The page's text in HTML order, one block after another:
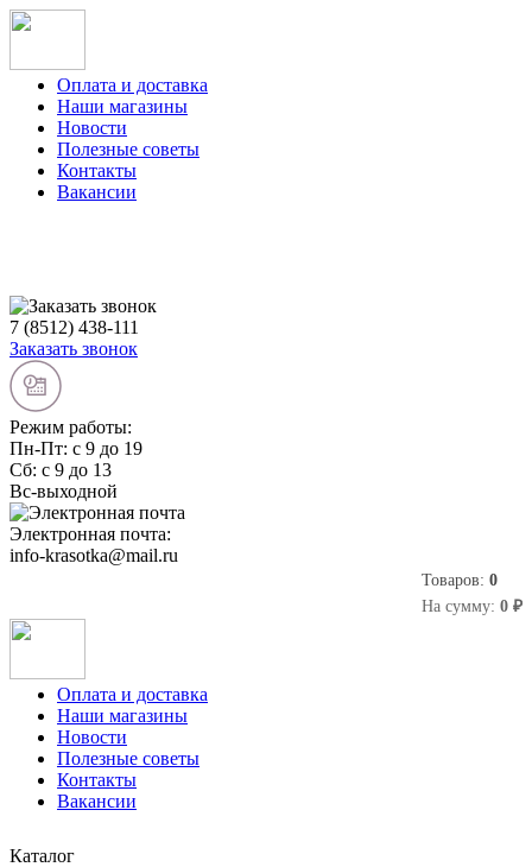
Оплата и доставка
Наши магазины
Новости
Полезные советы
Контакты
Вакансии
7 (8512) 438-111
Заказать звонок
Режим работы:
Пн-Пт: с 9 до 19
Сб: с 9 до 13
Вс-выходной
Электронная почта:
info-krasotka@mail.ru
Товаров: 0
На сумму: 0 ₽
Оплата и доставка
Наши магазины
Новости
Полезные советы
Контакты
Вакансии
Каталог